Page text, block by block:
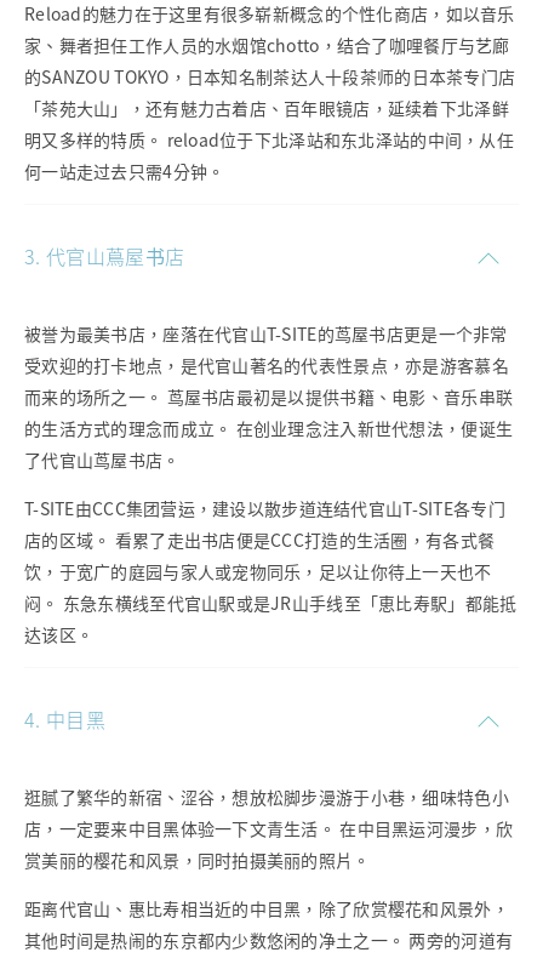
Reload的魅力在于这里有很多崭新概念的个性化商店，如以音乐
家、舞者担任工作人员的水烟馆chotto，结合了咖哩餐厅与艺廊
的SANZOU TOKYO，日本知名制茶达人十段茶师的日本茶专门店
「茶苑大山」，还有魅力古着店、百年眼镜店，延续着下北泽鲜
明又多样的特质。 reload位于下北泽站和东北泽站的中间，从任
何一站走过去只需4分钟。
3. 代官山蔦屋书店
被誉为最美书店，座落在代官山T-SITE的茑屋书店更是一个非常
受欢迎的打卡地点，是代官山著名的代表性景点，亦是游客慕名
而来的场所之一。 茑屋书店最初是以提供书籍、电影、音乐串联
的生活方式的理念而成立。 在创业理念注入新世代想法，便诞生
了代官山茑屋书店。
T-SITE由CCC集团营运，建设以散步道连结代官山T-SITE各专门
店的区域。 看累了走出书店便是CCC打造的生活圈，有各式餐
饮，于宽广的庭园与家人或宠物同乐，足以让你待上一天也不
闷。 东急东横线至代官山駅或是JR山手线至「恵比寿駅」都能抵
达该区。
4. 中目黑
逛腻了繁华的新宿、涩谷，想放松脚步漫游于小巷，细味特色小
店，一定要来中目黑体验一下文青生活。 在中目黑运河漫步，欣
赏美丽的樱花和风景，同时拍摄美丽的照片。
距离代官山、惠比寿相当近的中目黑，除了欣赏樱花和风景外，
其他时间是热闹的东京都内少数悠闲的净土之一。 两旁的河道有